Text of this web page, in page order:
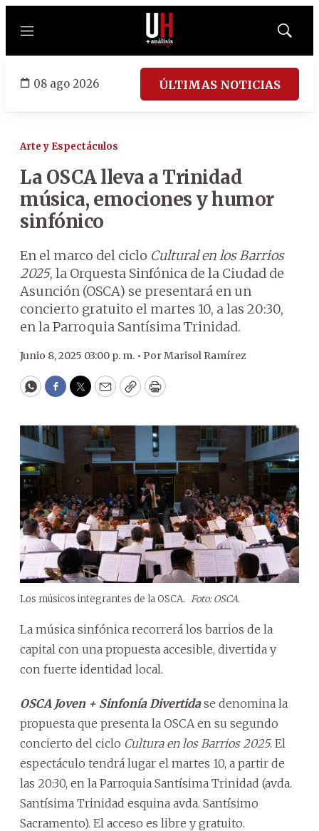
Menú
Mostrar
08 ago 2026 ÚLTIMAS NOTICIAS
Arte y Espectáculos
La OSCA lleva a Trinidad
música, emociones y humor
sinfónico
En el marco del ciclo Cultural en los Barrios
2025, la Orquesta Sinfónica de la Ciudad de
Asunción (OSCA) se presentará en un
concierto gratuito el martes 10, a las 20:30,
en la Parroquia Santísima Trinidad.
Junio 8, 2025 03:00 p. m. • PorMarisol Ramírez
WhatsApp
Facebook
Twitter
EmailCopyPrint
Los músicos integrantes de la OSCA. Foto: OSCA.
La música sinfónica recorrerá los barrios de la
capital con una propuesta accesible, divertida y
con fuerte identidad local.
OSCA Joven + Sinfonía Divertidase denomina la
propuesta que presenta la OSCA en su segundo
concierto del ciclo Cultura en los Barrios 2025. El
espectáculo tendrá lugar el martes 10, a partir de
las 20:30, en la Parroquia Santísima Trinidad (avda.
Santísima Trinidad esquina avda. Santísimo
Sacramento). El acceso es libre y gratuito.